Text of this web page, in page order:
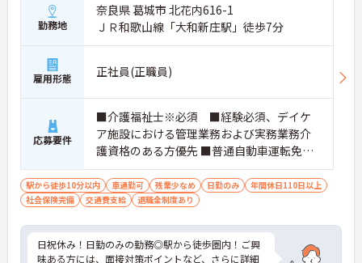
勤務地
奈良県 葛城市 北花内616-1
ＪＲ和歌山線「大和新庄駅」徒歩7分
雇用形態 正社員(正職員)
応募要件
■介護福祉士※必須 ■経験必須、デイケ
ア施設における管理業務および実務業務介
護資格のある方優先 ■普通自動車運転免許
（AT限定可）※必須 ■パソコンの基本操
作、ワード・エクセル書類等への入力作業
駅から徒歩10分以内 車通勤可 残業少なめ 日勤のみ
年間休日110日以上
社会保険完備
交通費支給 退職金制度あり
日祝休み！日勤のみの勤務◎駅から徒歩圏内！ご興
味ある方には、面接対策ポイントなど、さらに詳細